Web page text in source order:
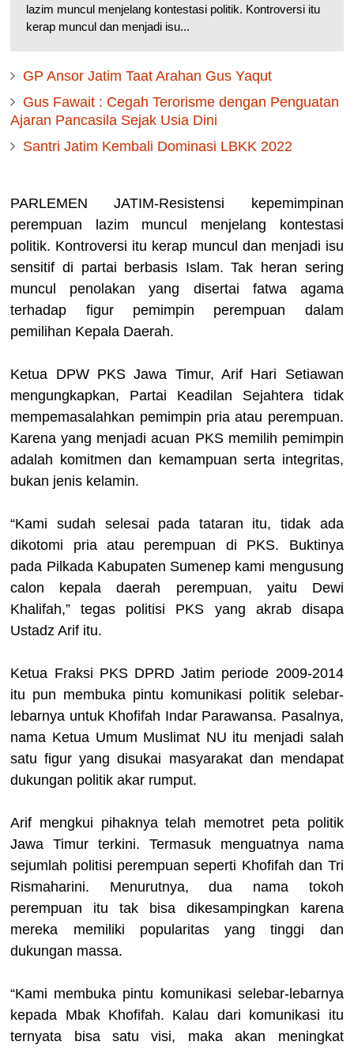
lazim muncul menjelang kontestasi politik. Kontroversi itu
kerap muncul dan menjadi isu...
GP Ansor Jatim Taat Arahan Gus Yaqut
Gus Fawait : Cegah Terorisme dengan Penguatan
Ajaran Pancasila Sejak Usia Dini
Santri Jatim Kembali Dominasi LBKK 2022
PARLEMEN JATIM-Resistensi kepemimpinan
perempuan lazim muncul menjelang kontestasi
politik. Kontroversi itu kerap muncul dan menjadi isu
sensitif di partai berbasis Islam. Tak heran sering
muncul penolakan yang disertai fatwa agama
terhadap figur pemimpin perempuan dalam
pemilihan Kepala Daerah.
Ketua DPW PKS Jawa Timur, Arif Hari Setiawan
mengungkapkan, Partai Keadilan Sejahtera tidak
mempemasalahkan pemimpin pria atau perempuan.
Karena yang menjadi acuan PKS memilih pemimpin
adalah komitmen dan kemampuan serta integritas,
bukan jenis kelamin.
“Kami sudah selesai pada tataran itu, tidak ada
dikotomi pria atau perempuan di PKS. Buktinya
pada Pilkada Kabupaten Sumenep kami mengusung
calon kepala daerah perempuan, yaitu Dewi
Khalifah,” tegas politisi PKS yang akrab disapa
Ustadz Arif itu.
Ketua Fraksi PKS DPRD Jatim periode 2009-2014
itu pun membuka pintu komunikasi politik selebar-
lebarnya untuk Khofifah Indar Parawansa. Pasalnya,
nama Ketua Umum Muslimat NU itu menjadi salah
satu figur yang disukai masyarakat dan mendapat
dukungan politik akar rumput.
Arif mengkui pihaknya telah memotret peta politik
Jawa Timur terkini. Termasuk menguatnya nama
sejumlah politisi perempuan seperti Khofifah dan Tri
Rismaharini. Menurutnya, dua nama tokoh
perempuan itu tak bisa dikesampingkan karena
mereka memiliki popularitas yang tinggi dan
dukungan massa.
“Kami membuka pintu komunikasi selebar-lebarnya
kepada Mbak Khofifah. Kalau dari komunikasi itu
ternyata bisa satu visi, maka akan meningkat